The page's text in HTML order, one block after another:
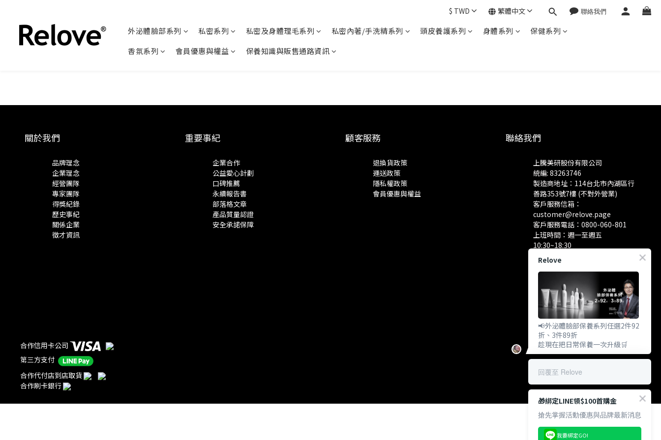
外泌體臉部系列 私密系列 私密及身體理毛系列 私密內著/手洗精系列 頭皮養護系列 身體系列
保健系列
香氛系列
會員優惠與權益 保養知識與販售通路資訊
$ TWD 繁體中文
關於我們
品牌理念
企業理念
經營團隊
專家團隊
得獎紀錄
歷史事紀
關係企業
徵才資訊
重要事紀
企業合作
公益愛心計劃
口碑推薦
永續報告書
部落格文章
產品質量認證
安全承諾保障
顧客服務
退換貨政策
運送政策
隱私權政策
會員優惠與權益
聯絡我們
上騰美研股份有限公司
統編: 83263746
製造商地址：114台北市內湖區行
善路353號7樓 (不對外營業)
客戶服務信箱：
customer@relove.page
客戶服務電話： 0800-060-801
上班時間：週一至週五
10:30~18:30
洽談業務/合作資訊：
pr@relove.page
合作信用卡公司
第三方支付
合作代付店到店取貨
合作刷卡銀行
Relove
📢外泌體臉部保養系列任選2件92
折、3件89折
趁現在把日常保養一次升級🛒
回覆至 Relove
🎁綁定LINE領$100首購金
搶先掌握活動優惠與品牌最新消息
我要綁定GO!